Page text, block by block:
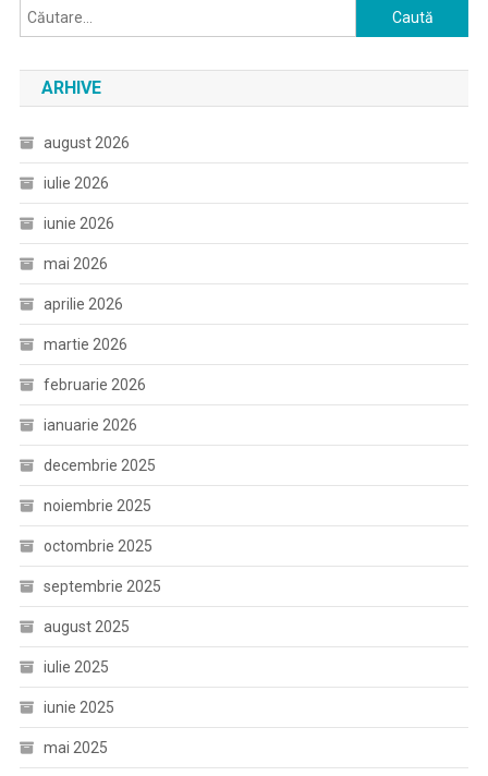
Caută
după:
ARHIVE
august 2026
iulie 2026
iunie 2026
mai 2026
aprilie 2026
martie 2026
februarie 2026
ianuarie 2026
decembrie 2025
noiembrie 2025
octombrie 2025
septembrie 2025
august 2025
iulie 2025
iunie 2025
mai 2025